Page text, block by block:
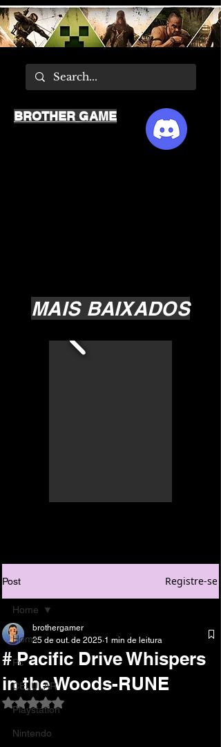
MAIS BAIXADOS
BROTHER GAME
Post Registre-se
Home
Pc
CELULAR
Playstation
Nintendo
Home
# Pacific Drive Whispers
in the Woods-RUNE
brothergamer
25 de out. de 2025 1 min de leitura
Avaliado com NaN de 5 estrelas.